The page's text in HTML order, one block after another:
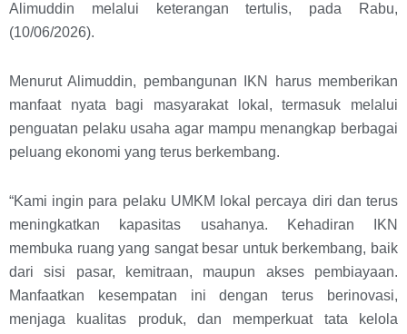
Alimuddin melalui keterangan tertulis, pada Rabu,
(10/06/2026).
Menurut Alimuddin, pembangunan IKN harus memberikan
manfaat nyata bagi masyarakat lokal, termasuk melalui
penguatan pelaku usaha agar mampu menangkap berbagai
peluang ekonomi yang terus berkembang.
“Kami ingin para pelaku UMKM lokal percaya diri dan terus
meningkatkan kapasitas usahanya. Kehadiran IKN
membuka ruang yang sangat besar untuk berkembang, baik
dari sisi pasar, kemitraan, maupun akses pembiayaan.
Manfaatkan kesempatan ini dengan terus berinovasi,
menjaga kualitas produk, dan memperkuat tata kelola